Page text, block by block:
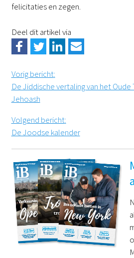
felicitaties en zegen.
Deel dit artikel via
Vorig bericht:
De Jiddische vertaling van het Oude
Jehoash
Volgend bericht:
De Joodse kalender